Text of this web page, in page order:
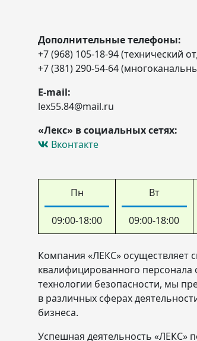
Дополнительные телефоны:
+7 (968) 105-18-94 (технический
+7 (381) 290-54-64
E-mail:
lex55.84@mail.ru
«Лекс» в социальных сетях:
Вконтакте
Пн
09:00-18:00
Вт
09:00-18:00
Компания «ЛЕКС» осуществляет
квалифицированного персонала
технологии безопасности, мы
в различных сферах
бизнеса.
Успешная деятельность «ЛЕКС»